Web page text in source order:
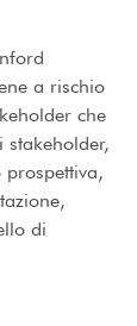
a rischio
che
stakeholder,
di